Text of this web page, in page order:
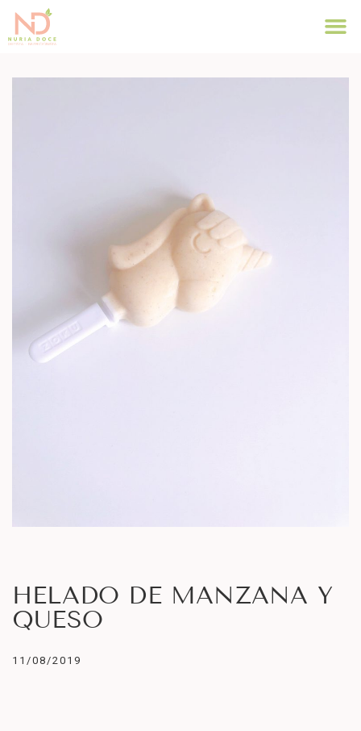
HELADO DE MANZANA Y
QUESO
11/08/2019